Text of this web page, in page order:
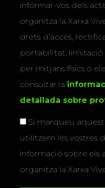
informar-vos dels
organitza la Xarxa
drets d’accés,
portabilitat, limitació
per mitjans físics o
consultar la
detallada sobre
Si marqueu
utilitzem les vostres
informació sobre els
organitza la Xarxa